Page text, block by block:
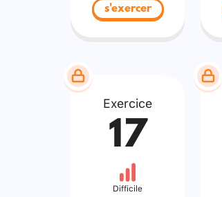
s'exercer
Exercice
17
Difficile